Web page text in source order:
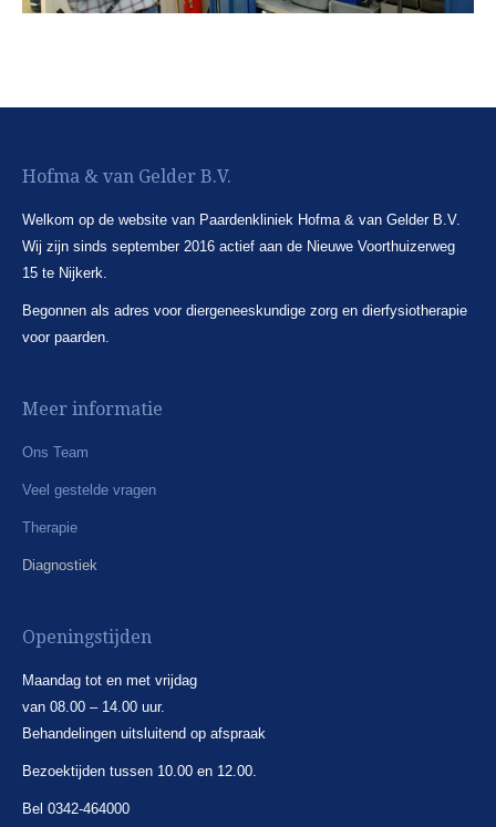
Hofma & van Gelder B.V.
Welkom op de website van Paardenkliniek Hofma & van Gelder B.V.
Wij zijn sinds september 2016 actief aan de Nieuwe Voorthuizerweg
15 te Nijkerk.
Begonnen als adres voor diergeneeskundige zorg en dierfysiotherapie
voor paarden.
Meer informatie
Ons Team
Veel gestelde vragen
Therapie
Diagnostiek
Openingstijden
Maandag tot en met vrijdag
van 08.00 – 14.00 uur.
Behandelingen uitsluitend op afspraak
Bezoektijden tussen 10.00 en 12.00.
Bel 0342-464000